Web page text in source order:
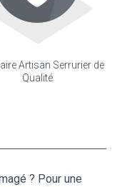
Artisan Serrurier de
Qualité
? Pour une